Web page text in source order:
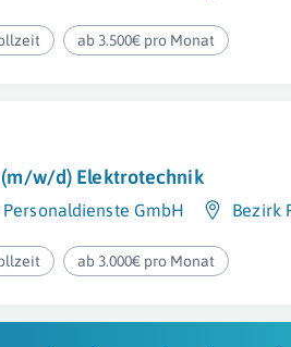
ab 3.500€ pro Monat
(m/w/d) Elektrotechnik
GmbH Bezirk
ab 3.000€ pro Monat